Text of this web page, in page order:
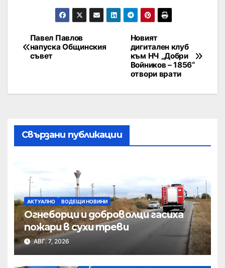
Новият
дигитален клуб
към НЧ „Добри
Войников – 1856“
отвори врати
Павел Павлов
напуска Общинския
съвет
Свързани публикации
АКТУАЛНО ВОДЕЩИ НОВИНИ
Огнеборци и доброволци гасиха
пожари в сухи треви
АВГ. 7, 2026